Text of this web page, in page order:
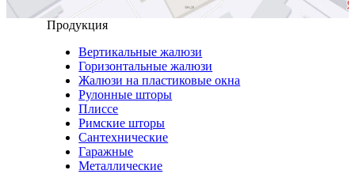
Продукция
Вертикальные жалюзи
Горизонтальные жалюзи
Жалюзи на пластиковые окна
Рулонные шторы
Плиссе
Римские шторы
Сантехнические
Гаражные
Металлические